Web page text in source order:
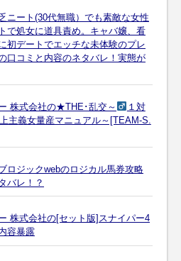
ニート(30代無職）でも素敵な女性
で処女に道具責め。キャバ嬢、看
初デートでエッチな未体験のプレ
口コミと内容のネタバレ！実態が
株式会社の★THE･乱交～
１対
主義女量産マニュアル～[TEAM-S.
ロジックwebのロジカル馬券攻略
バレ！？
株式会社の[セット版]スナイパー4
容暴露